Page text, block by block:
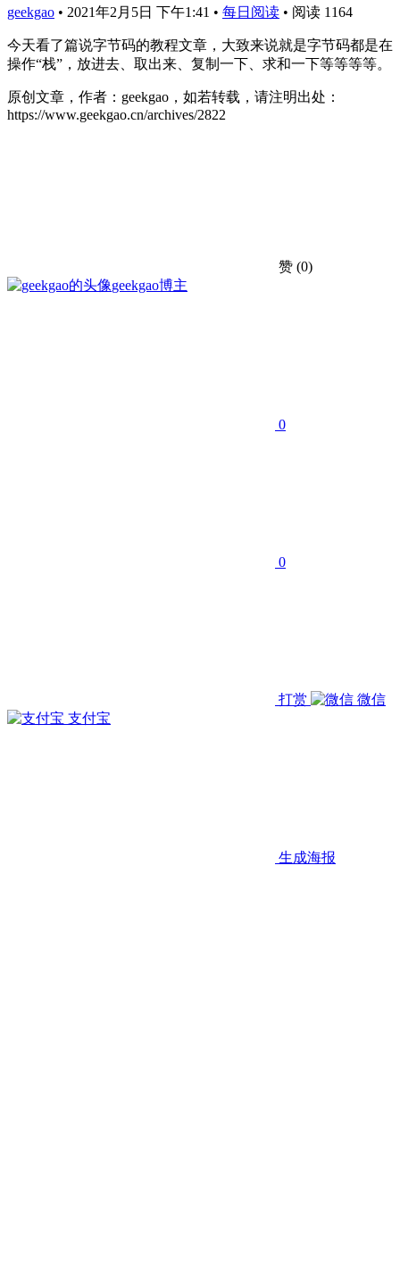
geekgao • 2021年2月5日 下午1:41 • 每日阅读 • 阅读 1164
今天看了篇说字节码的教程文章，大致来说就是字节码都是在
操作“栈”，放进去、取出来、复制一下、求和一下等等等等。
原创文章，作者：geekgao，如若转载，请注明出处：
https://www.geekgao.cn/archives/2822
赞 (0)
geekgao博主
0
0
打赏
微信
支付宝
生成海报